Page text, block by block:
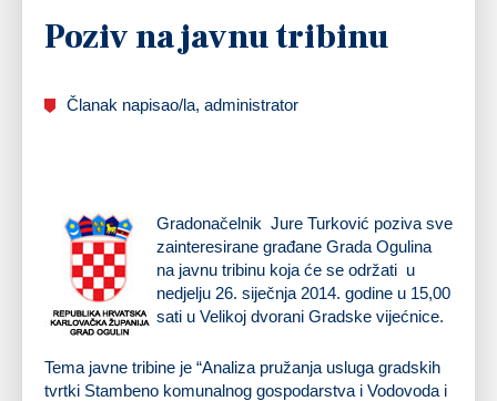
Poziv na javnu tribinu
Članak napisao/la, administrator
Gradonačelnik Jure Turković poziva sve
zainteresirane građane Grada Ogulina
na javnu tribinu koja će se održati u
nedjelju 26. siječnja 2014. godine u 15,00
sati u Velikoj dvorani Gradske vijećnice.
Tema javne tribine je “Analiza pružanja usluga gradskih
tvrtki Stambeno komunalnog gospodarstva i Vodovoda i